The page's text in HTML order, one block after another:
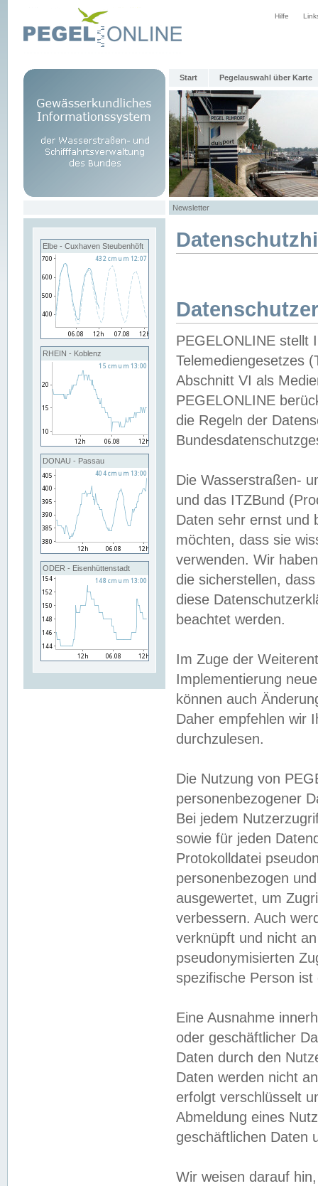
Hilfe
Start Pegelauswahl über Karte
Newsletter
Elbe - Cuxhaven Steubenhöft
RHEIN - Koblenz
DONAU - Passau
ODER - Eisenhüttenstadt
PEGELONLINE stellt
Telemediengesetzes
Abschnitt VI als
PEGELONLINE
die Regeln der
Die Wasserstraßen-
und das ITZBund
Daten sehr ernst und
möchten, dass sie
verwenden. Wir
die sicherstellen,
diese
beachtet werden.
Im Zuge der
Implementierung
können auch
Daher empfehlen wir
durchzulesen.
Die Nutzung von
personenbezogener
Bei jedem
sowie für jeden
Protokolldatei
personenbezogen
ausgewertet, um
verbessern. Auch
verknüpft und nicht
pseudonymisierten
spezifische Person
Eine Ausnahme
oder geschäftlicher
Daten durch den
Daten werden nicht
erfolgt verschlüsselt
Abmeldung eines
geschäftlichen Daten
Wir weisen darauf